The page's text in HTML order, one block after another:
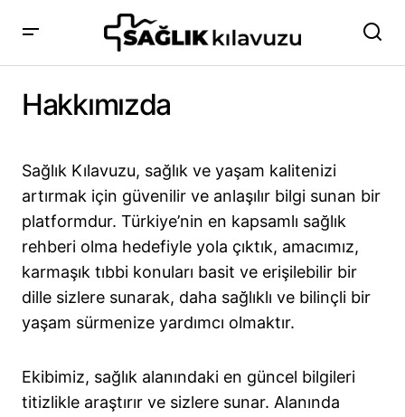
Hakkımızda
Sağlık Kılavuzu, sağlık ve yaşam kalitenizi
artırmak için güvenilir ve anlaşılır bilgi sunan bir
platformdur. Türkiye’nin en kapsamlı sağlık
rehberi olma hedefiyle yola çıktık, amacımız,
karmaşık tıbbi konuları basit ve erişilebilir bir
dille sizlere sunarak, daha sağlıklı ve bilinçli bir
yaşam sürmenize yardımcı olmaktır.
Ekibimiz, sağlık alanındaki en güncel bilgileri
titizlikle araştırır ve sizlere sunar. Alanında